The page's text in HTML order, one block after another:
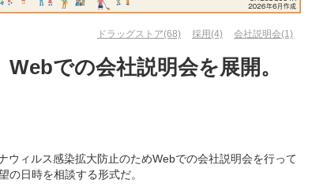
ドラッグストア(68) 採用(4) 会社説明会(1)
での会社説明会を展開。
ウィルス感染拡大防止のためWebでの会社説明会を行って
の日時を相談する形式だ。